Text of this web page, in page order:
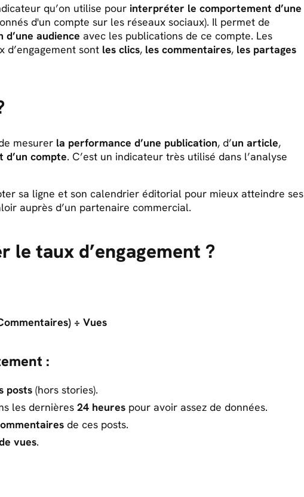
qu’on utilise pour interpréter le comportement d’une
d'un compte sur les réseaux sociaux). Il permet de
audience avec les publications de ce compte. Les
d’engagement sont les clics, les commentaires, les partages
mesurer la performance d’une publication, d’un article,
compte. C’est un indicateur très utilisé dans l’analyse
sa ligne et son calendrier éditorial pour mieux atteindre ses
auprès d’un partenaire commercial.
le taux d’engagement ?
÷ Vues
:
posts (hors stories).
les dernières24 heures pour avoir assez de données.
de ces posts.
vues.